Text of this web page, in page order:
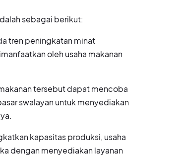
sebagai berikut:
tren peningkatan minat
oleh usaha makanan
tersebut dapat mencoba
swalayan untuk menyediakan
kapasitas produksi, usaha
dengan menyediakan layanan